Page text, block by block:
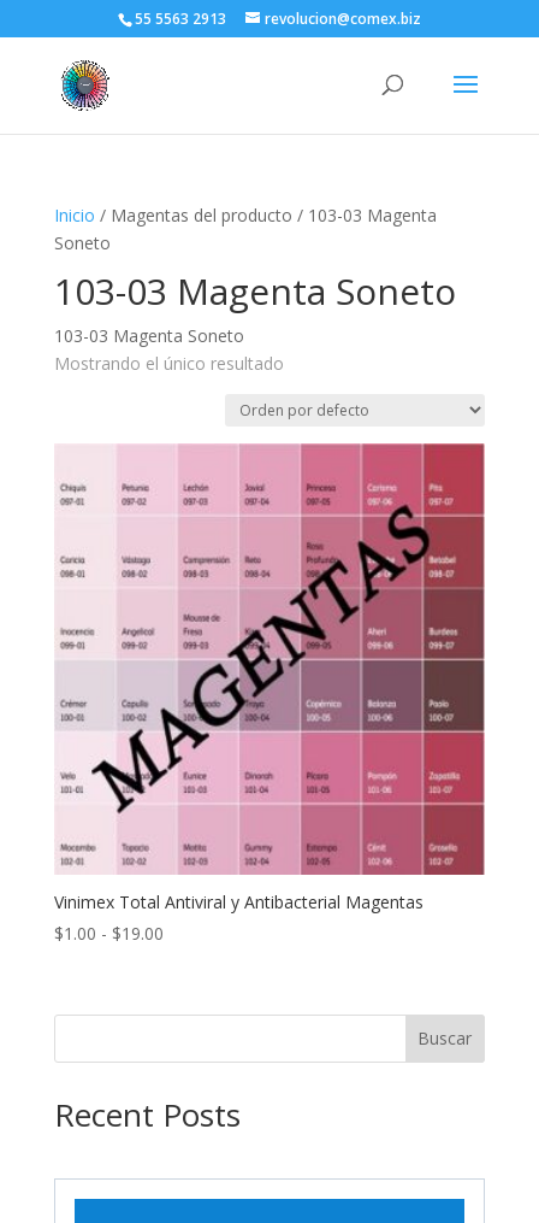
55 5563 2913 revolucion@comex.biz
Inicio / Magentas del producto / 103-03 Magenta
Soneto
103-03 Magenta Soneto
103-03 Magenta Soneto
Mostrando el único resultado
Vinimex Total Antiviral y Antibacterial Magentas
$1.00 - $19.00Rango
desde
Buscar
Recent Posts